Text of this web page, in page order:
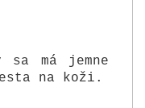
má jemne
na koži.